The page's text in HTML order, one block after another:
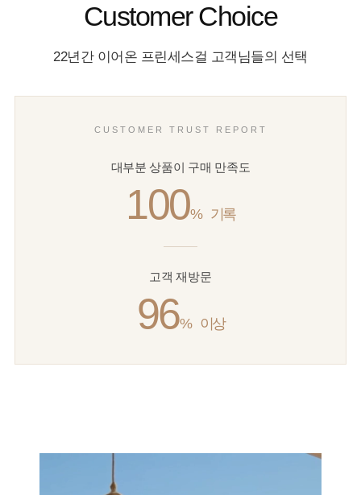
Customer Choice
22년간 이어온 프린세스걸 고객님들의 선택
CUSTOMER TRUST REPORT
대부분 상품이 구매 만족도
100% 기록
고객 재방문
96% 이상